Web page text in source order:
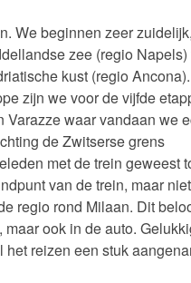
We beginnen zeer
zee (regio Napels)
kust (regio
zijn we voor de vijfde
Varazze waar vandaan we
de Zwitserse grens
met de trein geweest
van de trein, maar
regio rond Milaan. Dit
ook in de auto.
reizen een stuk